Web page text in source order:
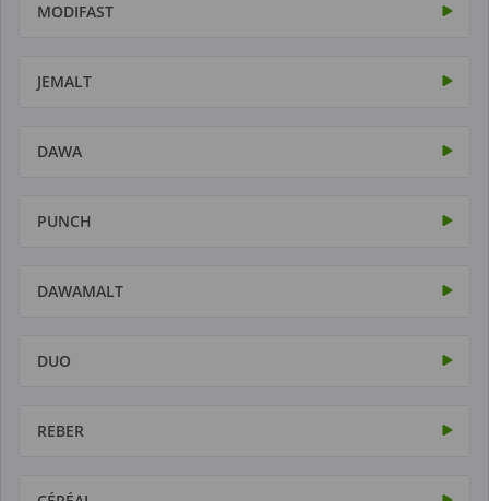
MODIFAST
JEMALT
DAWA
PUNCH
DAWAMALT
DUO
REBER